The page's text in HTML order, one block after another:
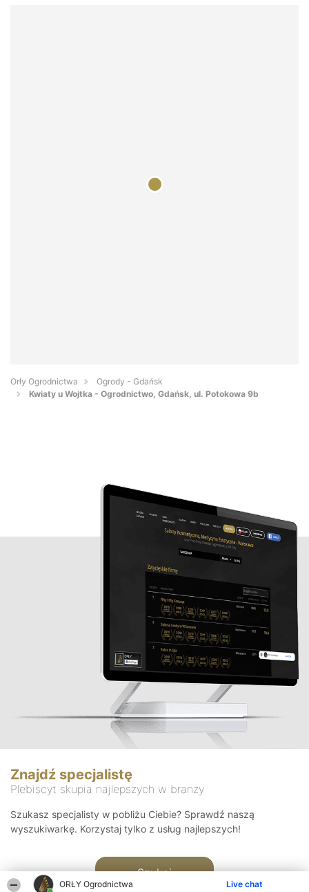
ORŁY Ogrodnictwa Live chat
Orły Ogrodnictwa
Ogrody - Gdańsk
Kwiaty u Wojtka - Ogrodnictwo, Gdańsk, ul. Potokowa 9b
Znajdź specjalistę
Plebiscyt skupia najlepszych w branży
Szukasz specjalisty w pobliżu Ciebie? Sprawdź naszą
wyszukiwarkę. Korzystaj tylko z usług najlepszych!
Szukaj